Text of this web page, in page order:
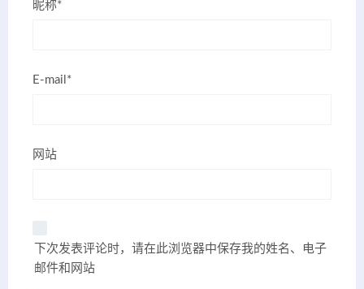
昵称*
E-mail*
网站
下次发表评论时，请在此浏览器中保存我的姓名、电子
邮件和网站